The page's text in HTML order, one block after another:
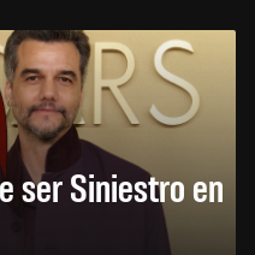
ser Siniestro en